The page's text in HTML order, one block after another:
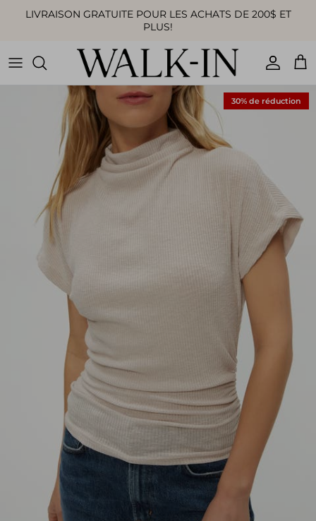
Aller au contenu
LIVRAISON GRATUITE POUR LES ACHATS DE 200$ ET
PLUS!
Compte
30% de réduction